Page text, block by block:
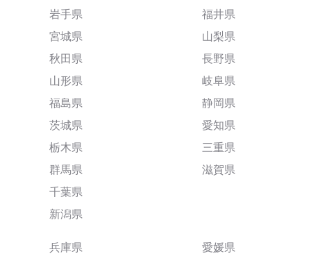
岩手県
宮城県
秋田県
山形県
福島県
茨城県
栃木県
群馬県
千葉県
新潟県
福井県
山梨県
長野県
岐阜県
静岡県
愛知県
三重県
滋賀県
兵庫県
愛媛県